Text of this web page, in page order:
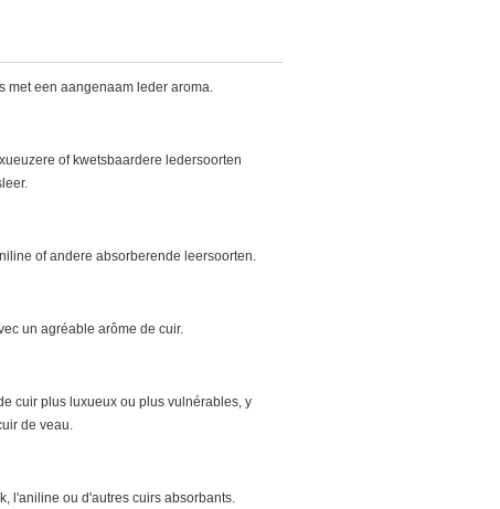
met een aangenaam leder aroma.
of kwetsbaardere ledersoorten
of andere absorberende leersoorten.
un agréable arôme de cuir.
cuir plus luxueux ou plus vulnérables, y
de veau.
l'aniline ou d'autres cuirs absorbants.